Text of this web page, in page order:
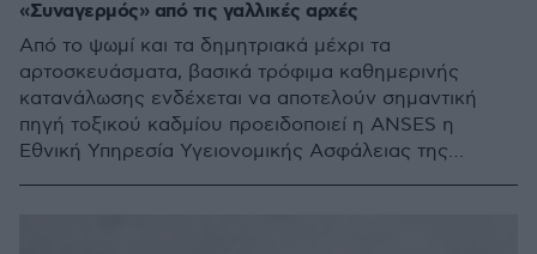
«Συναγερμός» από τις γαλλικές αρχές
Από το ψωμί και τα δημητριακά μέχρι τα
αρτοσκευάσματα, βασικά τρόφιμα καθημερινής
κατανάλωσης ενδέχεται να αποτελούν σημαντική
πηγή τοξικού καδμίου προειδοποιεί η ANSES η
Εθνική Υπηρεσία Υγειονομικής Ασφάλειας της